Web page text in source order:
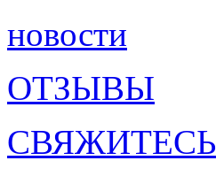
новости
ОТЗЫВЫ
СВЯЖИТЕСЬ